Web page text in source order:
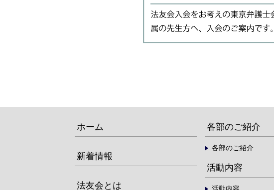
ホーム
新着情報
法友会とは
各部のご紹介
各部のご紹介
活動内容